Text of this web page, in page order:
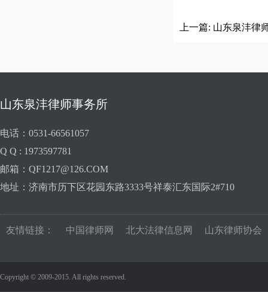
上一篇: 山东泉沣律
山东泉沣律师事务所
电话：0531-66561057
Q Q : 1973597781
邮箱：QF1217@126.COM
地址：济南市历下区花园东路3333号祥泰汇东国际2#710
友情链接： 中国律师网 北大法律信息网 山东律师协会
Copyright © 2009-2015. All rights reserved.